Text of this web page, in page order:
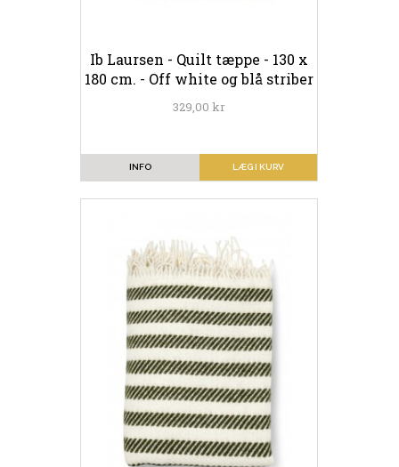
Ib Laursen - Quilt tæppe - 130 x
180 cm. - Off white og blå striber
329,00 kr
LÆG I KURV
INFO